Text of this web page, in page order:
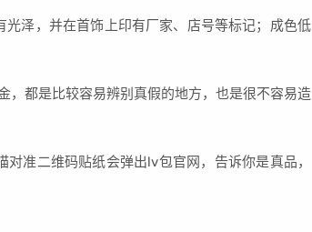
泽，并在首饰上印有厂家、店号等标记；成色低
都是比较容易辨别真假的地方，也是很不容易造
准二维码贴纸会弹出lv包官网，告诉你是真品，